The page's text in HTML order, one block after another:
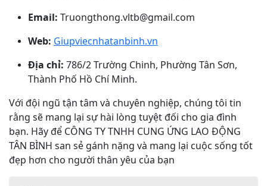
Email: Truongthong.vltb@gmail.com
Web: Giupviecnhatanbinh.vn
Địa chỉ: 786/2 Trường Chinh, Phường Tân Sơn,
Thành Phố Hồ Chí Minh.
Với đội ngũ tận tâm và chuyên nghiệp, chúng tôi tin
rằng sẽ mang lại sự hài lòng tuyệt đối cho gia đình
bạn. Hãy để CÔNG TY TNHH CUNG ỨNG LAO ĐỘNG
TÂN BÌNH san sẻ gánh nặng và mang lại cuộc sống tốt
đẹp hơn cho người thân yêu của bạn